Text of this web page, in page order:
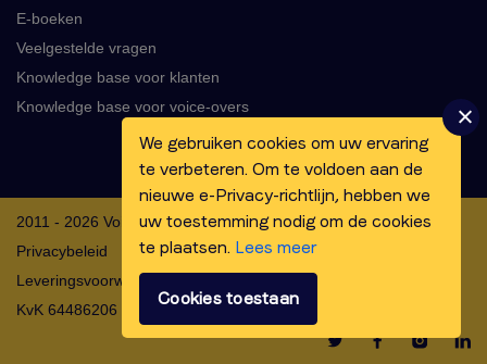
E-boeken
Veelgestelde vragen
Knowledge base voor klanten
Knowledge base voor voice-overs
2011 - 2026 Voicebooking.com BV
Privacybeleid
Leveringsvoorwaarden
KvK 64486206
We gebruiken cookies om uw ervaring
te verbeteren. Om te voldoen aan de
nieuwe e-Privacy-richtlijn, hebben we
uw toestemming nodig om de cookies
te plaatsen. Lees meer
Cookies toestaan